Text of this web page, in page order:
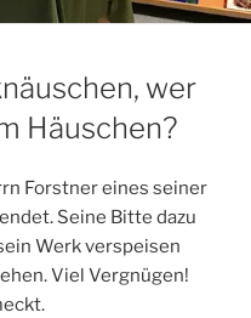
wer
Häuschen?
Forstner eines seiner
Seine Bitte dazu
Werk verspeisen
Viel Vergnügen!